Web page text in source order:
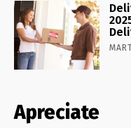
Apreciate